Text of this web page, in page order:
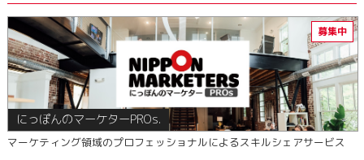
にっぽんのマーケターPROs.
マーケティング領域のプロフェッショナルによるスキルシェアサービス